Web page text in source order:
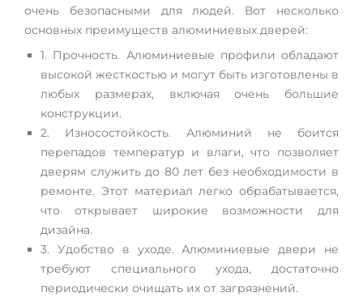
очень безопасными для людей. Вот несколько
основных преимуществ алюминиевых дверей:
1. Прочность. Алюминиевые профили обладают
высокой жесткостью и могут быть изготовлены в
любых размерах, включая очень большие
конструкции.
2. Износостойкость. Алюминий не боится
перепадов температур и влаги, что позволяет
дверям служить до 80 лет без необходимости в
ремонте. Этот материал легко обрабатывается,
что открывает широкие возможности для
дизайна.
3. Удобство в уходе. Алюминиевые двери не
требуют специального ухода, достаточно
периодически очищать их от загрязнений.